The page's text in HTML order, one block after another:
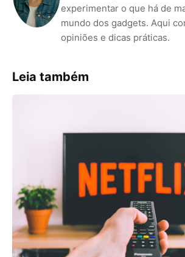
experimentar o que há de
mundo dos gadgets. Aqui
opiniões e dicas práticas.
Leia também